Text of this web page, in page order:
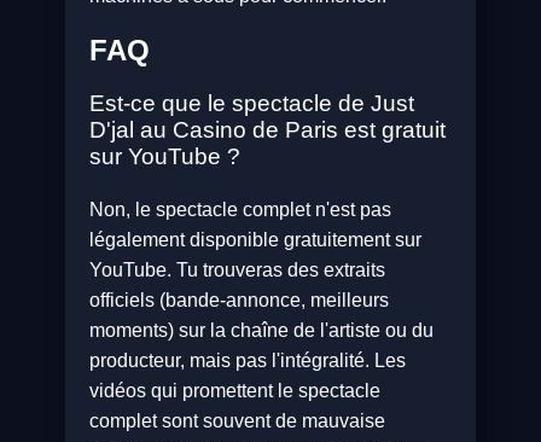
FAQ
Est-ce que le spectacle de Just
D'jal au Casino de Paris est gratuit
sur YouTube ?
Non, le spectacle complet n'est pas
légalement disponible gratuitement sur
YouTube. Tu trouveras des extraits
officiels (bande-annonce, meilleurs
moments) sur la chaîne de l'artiste ou du
producteur, mais pas l'intégralité. Les
vidéos qui promettent le spectacle
complet sont souvent de mauvaise